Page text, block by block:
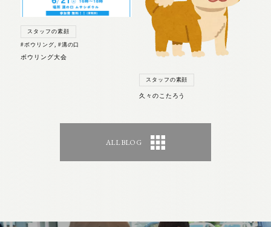
スタッフの素顔
#ボウリング, #溝の口
ボウリング大会
スタッフの素顔
久々のこたろう
ALL BLOG